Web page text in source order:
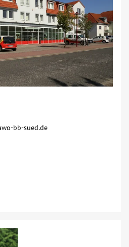
bb-sued.de